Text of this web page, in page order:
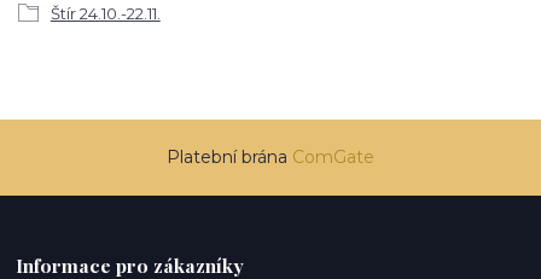
Štír 24.10.-22.11.
Platební brána ComGate
Informace pro zákazníky